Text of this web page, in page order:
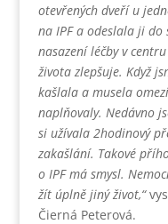
otevřených dveří u
na IPF a odeslala ji do
nasazení léčby v
života zlepšuje. Když
kašlala a musela
naplňovaly. Nedávno
si užívala 2hodinový
zakašlání. Takové
o IPF má smysl.
žít úplně jiný život,“
Čierná Peterová.